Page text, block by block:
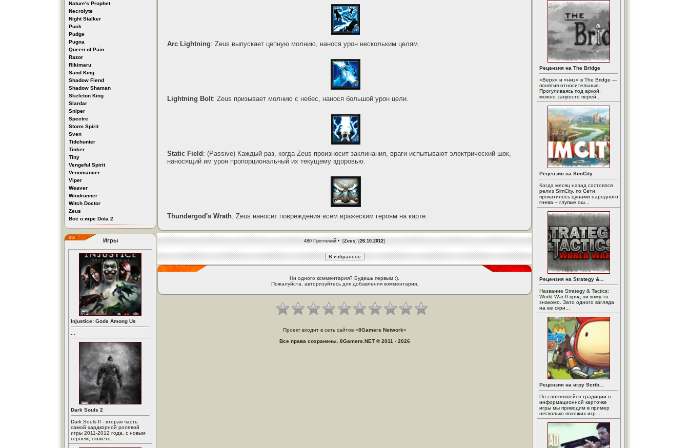
Nature's Prophet
Necrolyte
Night Stalker
Puck
Pudge
Pugna
Queen of Pain
Razor
Rikimaru
Sand King
Shadow Fiend
Shadow Shaman
Skeleton King
Slardar
Sniper
Spectre
Storm Spirit
Sven
Tidehunter
Tinker
Tiny
Vengeful Spirit
Venomancer
Viper
Weaver
Windrunner
Witch Doctor
Zeus
Всё о игре Dota 2
Игры
Injustice: Gods Among Us
Dark Souls 2
Dark Souls II - вторая часть
самой хардкорной ролевой
игры 2011-2012 года, с новым
героем, сюжето...
Arc Lightning: Zeus выпускает цепную молнию, нанося урон нескольким целям.
Lightning Bolt: Zeus призывает молнию с небес, нанося большой урон цели.
Static Field : (Passive) Каждый раз, когда Zeus произносит заклинания, враги испытывают электрический шок,
наносящий им урон пропорциональный их текущему здоровью.
Thundergod's Wrath: Zeus наносит повреждения всем вражеским героям на карте.
480 Прочтений • [Zeus] [26.10.2012]
Ни одного комментария? Будешь первым :).
Пожалуйста, авторизуйтесь для добавления комментария.
Проект входит в сеть сайтов «8Gamers Network»
Все права сохранены. 8Gamers.NET © 2011 - 2026
Рецензия на The Bridge
«Верх» и «низ» в The Bridge —
понятия относительные.
Прогуливаясь под аркой,
можно запросто перей...
Рецензия на SimCity
Когда месяц назад состоялся
релиз SimCity, по Сети
прокатилось цунами народного
гнева – глупые ош...
Рецензия на Strategy &...
Название Strategy & Tactics:
World War II вряд ли кому-то
знакомо. Зато одного взгляда
на ее скри...
Рецензия на игру Scrib...
По сложившейся традиции в
информационной карточке
игры мы приводим в пример
несколько похожих игр...